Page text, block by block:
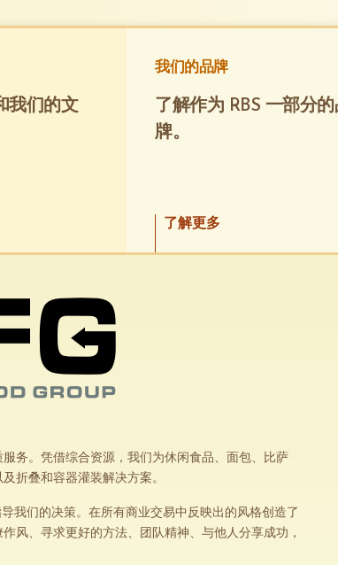
我们的文
我们的品牌
了解作为 RBS 一部分的
牌。
了解更多
务。凭借综合资源，我们为休闲食品、面包、比萨
折叠和容器灌装解决方案。
导我们的决策。在所有商业交易中反映出的风格创造了
风、寻求更好的方法、团队精神、与他人分享成功，